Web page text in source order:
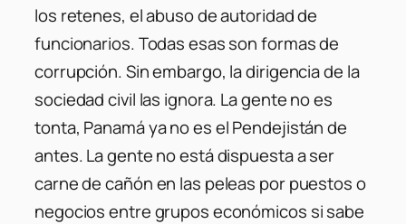
los retenes, el abuso de autoridad de
funcionarios. Todas esas son formas de
corrupción. Sin embargo, la dirigencia de la
sociedad civil las ignora. La gente no es
tonta, Panamá ya no es el Pendejistán de
antes. La gente no está dispuesta a ser
carne de cañón en las peleas por puestos o
negocios entre grupos económicos si sabe